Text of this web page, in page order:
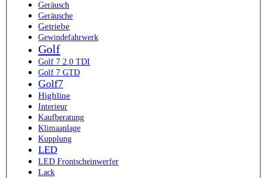
Geräusch
Geräusche
Getriebe
Gewindefahrwerk
Golf
Golf 7 2.0 TDI
Golf 7 GTD
Golf7
Highline
Interieur
Kaufberatung
Klimaanlage
Kupplung
LED
LED Frontscheinwerfer
Lack